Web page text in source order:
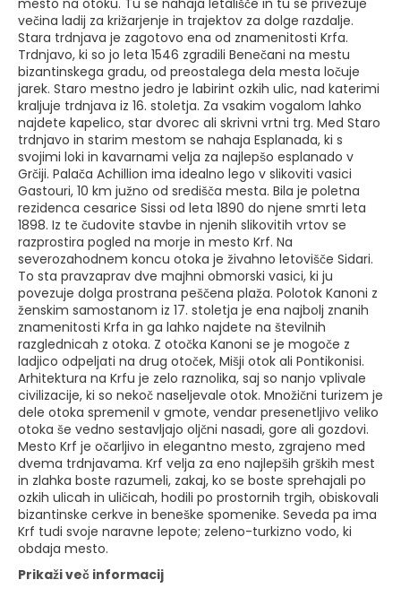
večina ladij za križarjenje in trajektov za dolge razdalje.
Stara trdnjava je zagotovo ena od znamenitosti Krfa.
Trdnjavo, ki so jo leta 1546 zgradili Benečani na mestu
bizantinskega gradu, od preostalega dela mesta ločuje
jarek. Staro mestno jedro je labirint ozkih ulic, nad katerimi
kraljuje trdnjava iz 16. stoletja. Za vsakim vogalom lahko
najdete kapelico, star dvorec ali skrivni vrtni trg. Med Staro
trdnjavo in starim mestom se nahaja Esplanada, ki s
svojimi loki in kavarnami velja za najlepšo esplanado v
Grčiji. Palača Achillion ima idealno lego v slikoviti vasici
Gastouri, 10 km južno od središča mesta. Bila je poletna
rezidenca cesarice Sissi od leta 1890 do njene smrti leta
1898. Iz te čudovite stavbe in njenih slikovitih vrtov se
razprostira pogled na morje in mesto Krf. Na
severozahodnem koncu otoka je živahno letovišče Sidari.
To sta pravzaprav dve majhni obmorski vasici, ki ju
povezuje dolga prostrana peščena plaža. Polotok Kanoni z
ženskim samostanom iz 17. stoletja je ena najbolj znanih
znamenitosti Krfa in ga lahko najdete na številnih
razglednicah z otoka. Z otočka Kanoni se je mogoče z
ladjico odpeljati na drug otoček, Mišji otok ali Pontikonisi.
Arhitektura na Krfu je zelo raznolika, saj so nanjo vplivale
civilizacije, ki so nekoč naseljevale otok. Množični turizem je
dele otoka spremenil v gmote, vendar presenetljivo veliko
otoka še vedno sestavljajo oljčni nasadi, gore ali gozdovi.
Mesto Krf je očarljivo in elegantno mesto, zgrajeno med
dvema trdnjavama. Krf velja za eno najlepših grških mest
in zlahka boste razumeli, zakaj, ko se boste sprehajali po
ozkih ulicah in uličicah, hodili po prostornih trgih, obiskovali
bizantinske cerkve in beneške spomenike. Seveda pa ima
Krf tudi svoje naravne lepote; zeleno-turkizno vodo, ki
obdaja mesto.
Prikaži več informacij